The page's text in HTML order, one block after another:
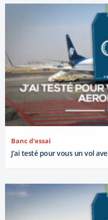
Banc d'essai
J’ai testé pour vous un vol